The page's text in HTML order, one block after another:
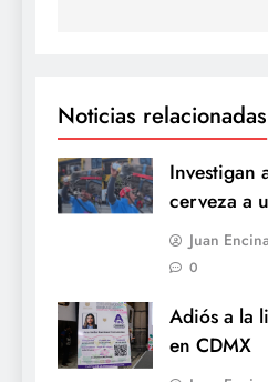
Noticias relacionadas
Investigan
cerveza a
Juan
0
Adiós a la
en CDMX